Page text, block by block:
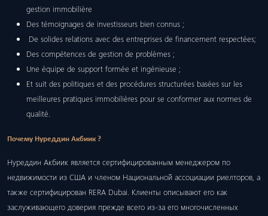
gestion immobilière
Des témoignages de investisseurs bien connus ;
De solides relations avec des entreprises de financement respectées;
Des compétences de gestion de problèmes ;
Une équipe de support formée et ingénieuse ;
Et suit des politiques et des procédures structurées basées sur les
meilleures pratiques immobilières pour se conformer aux normes de
qualité.
Почему Нуреддин Акбиик ?
Нуреддин Акбиик является сертифицированным менеджером по
недвижимости из США и членом Национальной ассоциации риелторов, а
также сертифицирован RERA Dubai. Клиенты описывают его как
заслуживающего доверия прежде всего из-за его многочисленных